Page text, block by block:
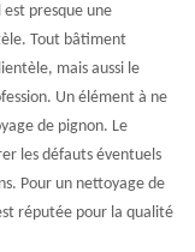
presque une
Tout bâtiment
mais aussi le
Un élément à ne
de pignon. Le
les défauts éventuels
Pour un nettoyage de
réputée pour la qualité